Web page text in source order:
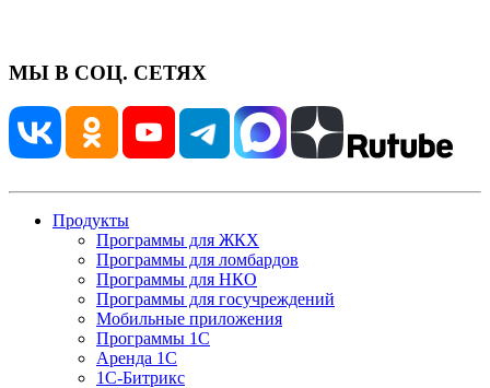
МЫ В СОЦ. СЕТЯХ
Продукты
Программы для ЖКХ
Программы для ломбардов
Программы для НКО
Программы для госучреждений
Мобильные приложения
Программы 1С
Аренда 1С
1С-Битрикс